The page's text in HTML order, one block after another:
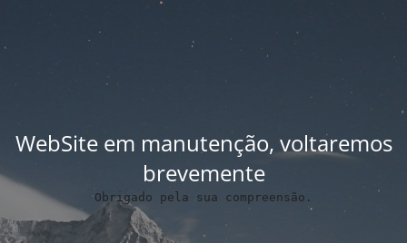
WebSite em manutenção, voltaremos
brevemente
Obrigado pela sua compreensão.